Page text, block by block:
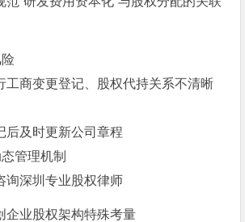
工商变更登记、股权代持关系不清晰
后及时更新公司章程
管理机制
询深圳专业股权律师
企业股权架构特殊考量